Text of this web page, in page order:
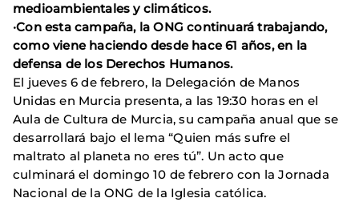
medioambientales y climáticos.
·Con esta campaña, la ONG continuará trabajando,
como viene haciendo desde hace 61 años, en la
defensa de los Derechos Humanos.
El jueves 6 de febrero, la Delegación de Manos
Unidas en Murcia presenta, a las 19:30 horas en el
Aula de Cultura de Murcia, su campaña anual que se
desarrollará bajo el lema “Quien más sufre el
maltrato al planeta no eres tú”. Un acto que
culminará el domingo 10 de febrero con la Jornada
Nacional de la ONG de la Iglesia católica.